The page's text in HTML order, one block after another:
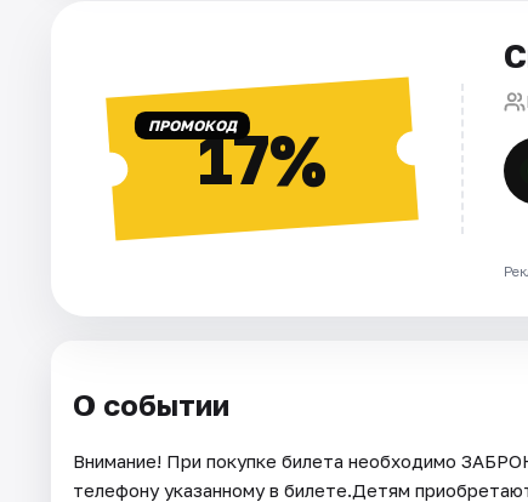
ПРОМОКОД17%
О событии
Внимание! При покупке билета необходимо
телефону указанному в билете.Детям